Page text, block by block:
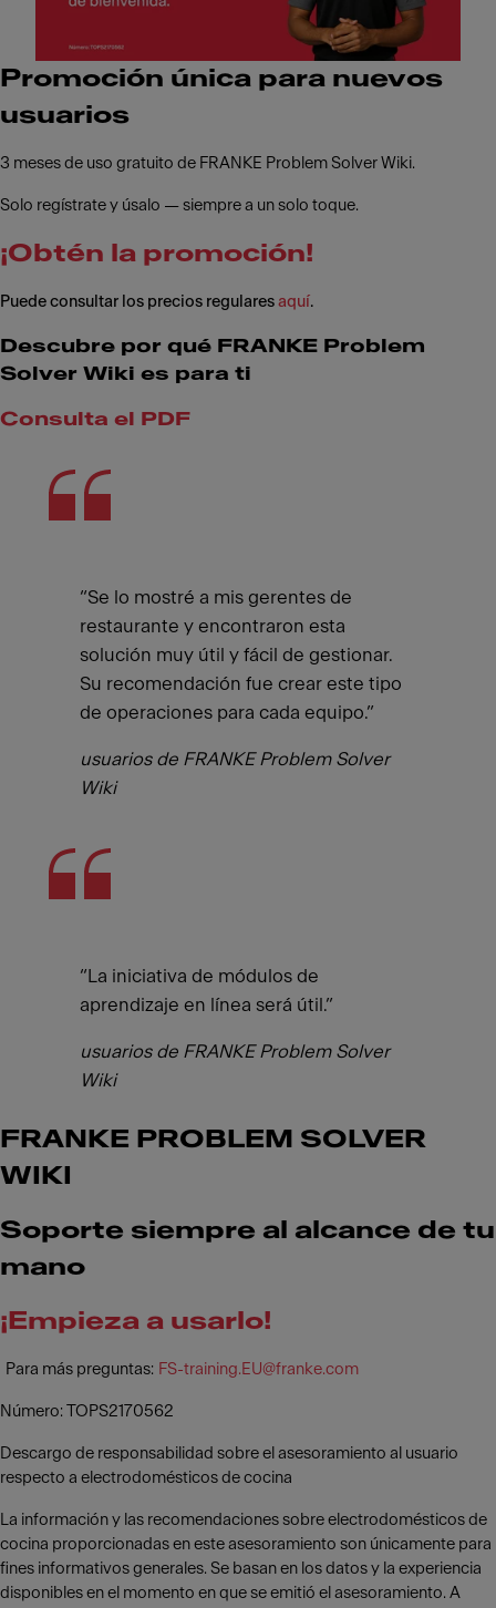
Promoción única para nuevos
usuarios
3 meses de uso gratuito de FRANKE Problem Solver Wiki.
Solo regístrate y úsalo — siempre a un solo toque.
¡Obtén la promoción!
Puede consultar los precios regulares aquí.
Descubre por qué FRANKE Problem
Solver Wiki es para ti
Consulta el PDF
“Se lo mostré a mis gerentes de
restaurante y encontraron esta
solución muy útil y fácil de gestionar.
Su recomendación fue crear este tipo
de operaciones para cada equipo.”
usuarios de FRANKE Problem Solver
Wiki
“La iniciativa de módulos de
aprendizaje en línea será útil.”
usuarios de FRANKE Problem Solver
Wiki
FRANKE PROBLEM SOLVER
WIKI
Soporte siempre al alcance de tu
mano
¡Empieza a usarlo!
Para más preguntas: FS-training.EU@franke.com
Número: TOPS2170562
Descargo de responsabilidad sobre el asesoramiento al usuario
respecto a electrodomésticos de cocina
La información y las recomendaciones sobre electrodomésticos de
cocina proporcionadas en este asesoramiento son únicamente para
fines informativos generales. Se basan en los datos y la experiencia
disponibles en el momento en que se emitió el asesoramiento. A